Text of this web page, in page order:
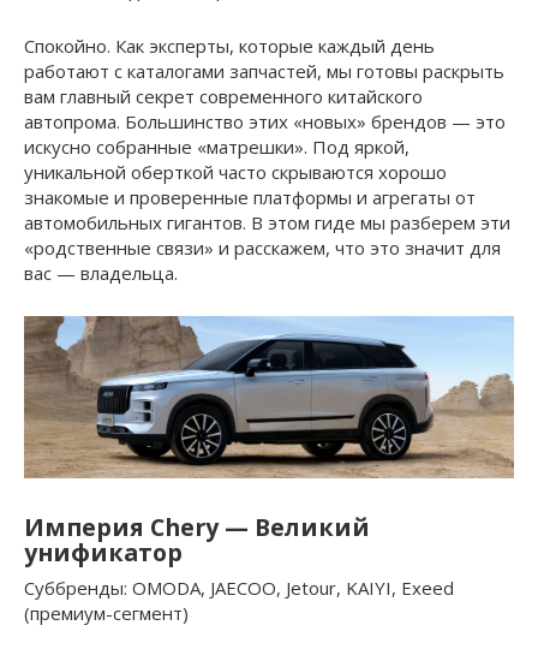
Спокойно. Как эксперты, которые каждый день
работают с каталогами запчастей, мы готовы раскрыть
вам главный секрет современного китайского
автопрома. Большинство этих «новых» брендов — это
искусно собранные «матрешки». Под яркой,
уникальной оберткой часто скрываются хорошо
знакомые и проверенные платформы и агрегаты от
автомобильных гигантов. В этом гиде мы разберем эти
«родственные связи» и расскажем, что это значит для
вас — владельца.
Империя Chery — Великий
унификатор
Суббренды: OMODA, JAECOO, Jetour, KAIYI, Exeed
(премиум-сегмент)